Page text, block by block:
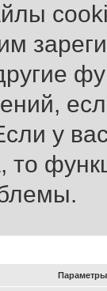
у
Параметры